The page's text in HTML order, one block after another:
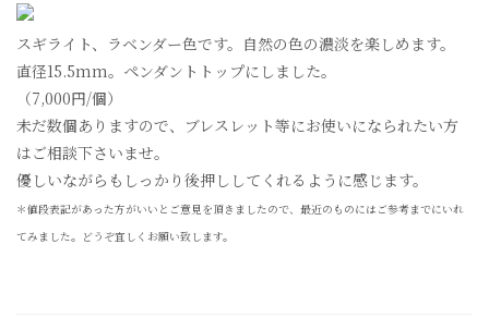
スギライト、ラベンダー色です。自然の色の濃淡を楽しめます。
直径15.5mm。ペンダントトップにしました。
（7,000円/個）
未だ数個ありますので、ブレスレット等にお使いになられたい方
はご相談下さいませ。
優しいながらもしっかり後押ししてくれるように感じます。
＊値段表記があった方がいいとご意見を頂きましたので、最近のものにはご参考までにいれ
てみました。どうぞ宜しくお願い致します。